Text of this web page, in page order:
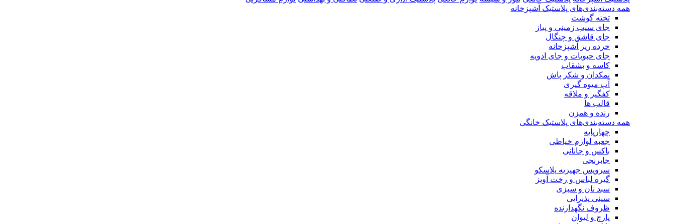
همه دسته‌بندی‌های پلاستیک آشپزخانه
تخته گوشت
جای سیب زمینی و پیاز
جای قاشق و چنگال
خرده ریز آشپزخانه
جای حبوبات و جای ادویه
کاسه و بشقاب
نمکدان و شکر پاش
آب میوه گیری
کفگیر و ملاقه
قالب ها
رنده و همزن
همه دسته‌بندی‌های پلاستیک خانگی
چهارپایه
جعبه لوازم خیاطی
باکس و جانانی
جابرنجی
سرویس جهیزیه پلاسکو
گیره لباس و رخت آویز
سبد نان و سبزی
سینی پذیرایی
ظروف نگهدارنده
پارچ و لیوان